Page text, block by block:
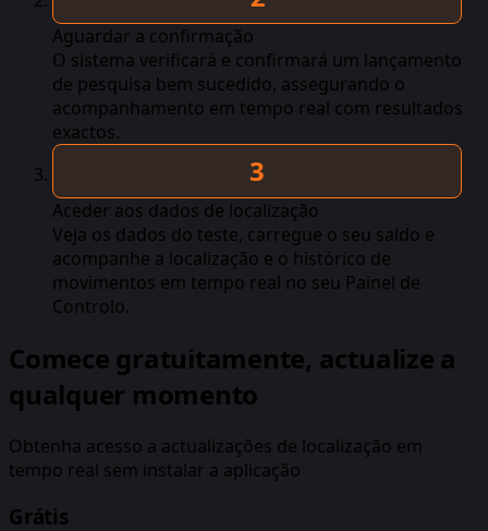
Aguardar a confirmação
O sistema verificará e confirmará um lançamento
de pesquisa bem sucedido, assegurando o
acompanhamento em tempo real com resultados
exactos.
Aceder aos dados de localização
Veja os dados do teste, carregue o seu saldo e
acompanhe a localização e o histórico de
movimentos em tempo real no seu Painel de
Controlo.
Comece gratuitamente, actualize a
qualquer momento
Obtenha acesso a actualizações de localização em
tempo real sem instalar a aplicação
Grátis